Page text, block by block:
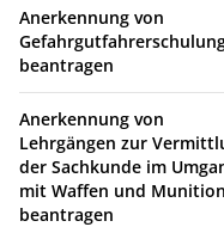
Anerkennung von
beantragen
Anerkennung von
Lehrgängen zur
der Sachkunde im
mit Waffen und Munition
beantragen